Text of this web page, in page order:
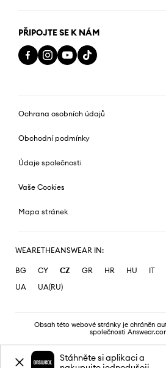
PŘIPOJTE SE K NÁM
Ochrana osobních údajů
Obchodní podmínky
Údaje společnosti
Vaše Cookies
Mapa stránek
WEARETHEANSWEAR IN:
BG CY CZ GR HR HU IT
UA
UA(RU)
Obsah této webové stránky je chráněn
společnosti
Stáhněte si aplikaci a